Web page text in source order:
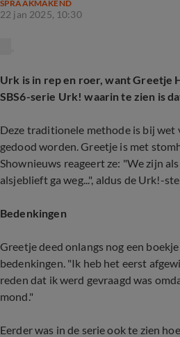
SPRAAKMAKEND
22 jan 2025, 10:30
Urk is in rep en roer, want Greetje
SBS6-serie Urk! waarin te zien is
Deze traditionele methode is bij
gedood worden. Greetje is met
Shownieuws reageert ze: "We zijn
alsjeblieft ga weg...", aldus de Urk!-
Bedenkingen
Greetje deed onlangs nog een
bedenkingen. "Ik heb het eerst
reden dat ik werd gevraagd was
mond."
Eerder was in de serie ook te zien